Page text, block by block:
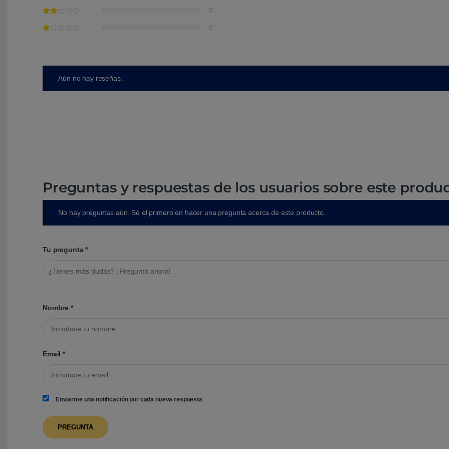
0
0
Aún no hay reseñas.
Preguntas y respuestas de los usuarios sobre este
No hay preguntas aún. Sé el primero en hacer una pregunta acerca de este producto.
Tu pregunta*
Nombre*
Email*
Enviarme una notificación por cada nueva respuesta